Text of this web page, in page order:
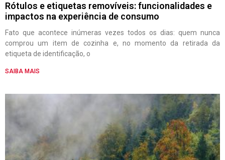
Rótulos e etiquetas removíveis: funcionalidades e
impactos na experiência de consumo
Fato que acontece inúmeras vezes todos os dias: quem nunca
comprou um item de cozinha e, no momento da retirada da
etiqueta de identificação, o
SAIBA MAIS